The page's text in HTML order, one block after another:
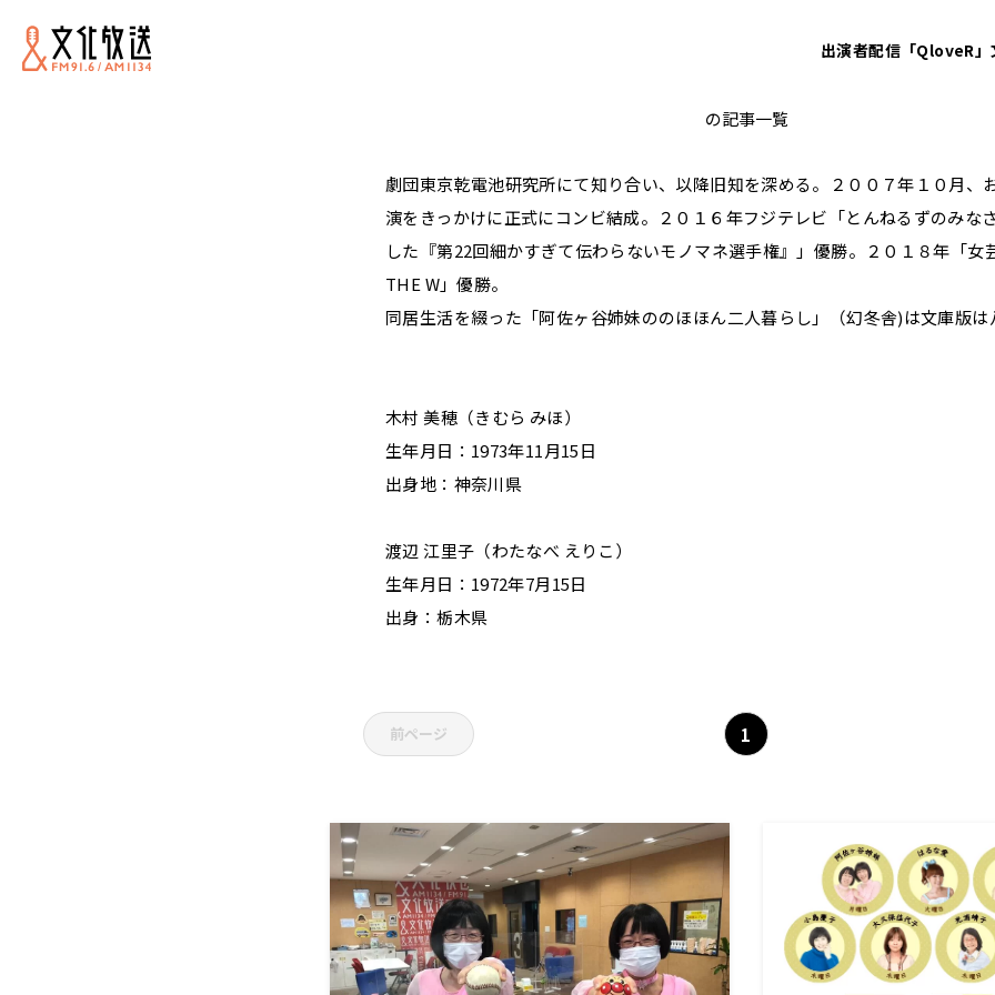
出演者配信「QloveR」
阿佐ヶ谷姉妹
の記事一覧
劇団東京乾電池研究所にて知り合い、以降旧知を深める。２００７年１０月、
演をきっかけに正式にコンビ結成。２０１６年フジテレビ「とんねるずのみな
した『第22回細かすぎて伝わらないモノマネ選手権』」優勝。２０１８年「女
THE W」優勝。
同居生活を綴った「阿佐ヶ谷姉妹ののほほん二人暮らし」（幻冬舎)は文庫版
木村 美穂（きむら みほ）
生年月日：1973年11月15日
出身地：神奈川県
渡辺 江里子（わたなべ えりこ）
生年月日：1972年7月15日
出身：栃木県
前ページ 1